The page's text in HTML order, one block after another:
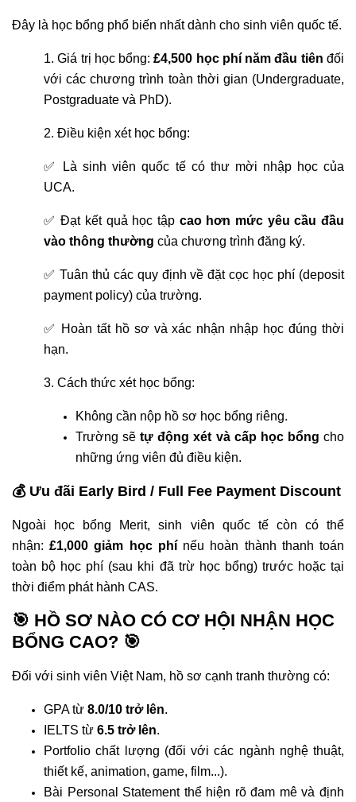
Đây là học bổng phổ biến nhất dành cho sinh viên quốc tế.
1. Giá trị học bổng:£4,500 học phí năm đầu tiên đối
với các chương trình toàn thời gian (Undergraduate,
Postgraduate và PhD).
2. Điều kiện xét học bổng:
✅ Là sinh viên quốc tế có thư mời nhập học của
UCA.
✅ Đạt kết quả học tập cao hơn mức yêu cầu đầu
vào thông thường của chương trình đăng ký.
✅ Tuân thủ các quy định về đặt cọc học phí (deposit
payment policy) của trường.
✅ Hoàn tất hồ sơ và xác nhận nhập học đúng thời
hạn.
3. Cách thức xét học bổng:
Không cần nộp hồ sơ học bổng riêng.
Trường sẽtự động xét và cấp học bổng cho
những ứng viên đủ điều kiện.
💰 Ưu đãi Early Bird / Full Fee Payment Discount
Ngoài học bổng Merit, sinh viên quốc tế còn có thể
nhận:£1,000 giảm học phínếu hoàn thành thanh toán
toàn bộ học phí (sau khi đã trừ học bổng) trước hoặc tại
thời điểm phát hành CAS.
🎯 HỒ SƠ NÀO CÓ CƠ HỘI NHẬN HỌC
BỔNG CAO? 🎯
Đối với sinh viên Việt Nam, hồ sơ cạnh tranh thường có:
GPA từ 8.0/10 trở lên.
IELTS từ 6.5 trở lên.
Portfolio chất lượng (đối với các ngành nghệ thuật,
thiết kế, animation, game, film...).
Bài Personal Statement thể hiện rõ đam mê và định